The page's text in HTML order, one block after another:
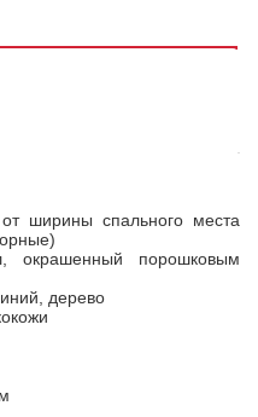
ширины спального места
окрашенный порошковым
дерево